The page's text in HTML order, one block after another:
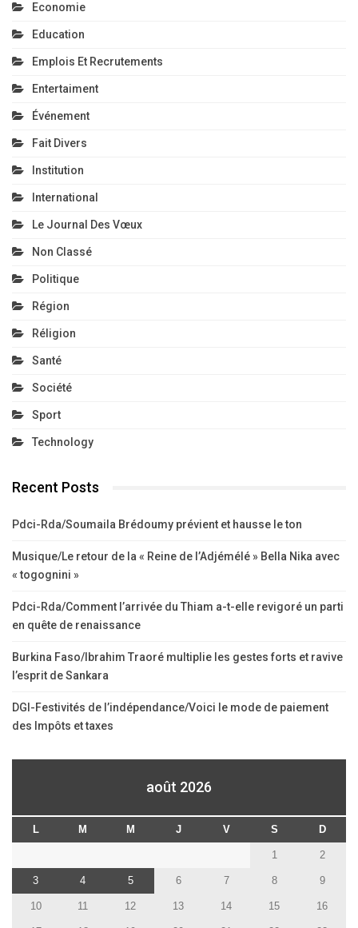
Economie
Education
Emplois Et Recrutements
Entertaiment
Événement
Fait Divers
Institution
International
Le Journal Des Vœux
Non Classé
Politique
Région
Réligion
Santé
Société
Sport
Technology
Recent Posts
Pdci-Rda/Soumaila Brédoumy prévient et hausse le ton
Musique/Le retour de la « Reine de l’Adjémélé » Bella Nika avec
« togognini »
Pdci-Rda/Comment l’arrivée du Thiam a-t-elle revigoré un parti
en quête de renaissance
Burkina Faso/Ibrahim Traoré multiplie les gestes forts et ravive
l’esprit de Sankara
DGI-Festivités de l’indépendance/Voici le mode de paiement
des Impôts et taxes
août 2026
L M M J V S D
1 2
3 4 5 6 7 8 9
10 11 12 13 14 15 16